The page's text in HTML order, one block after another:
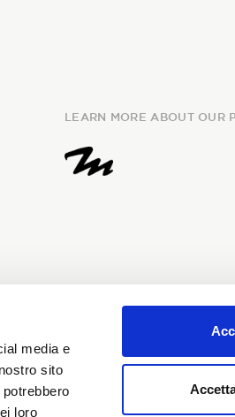
media e
sito
loro
LEARN MORE ABOUT OUR
informationand I give my
personal data for the
newsletter.